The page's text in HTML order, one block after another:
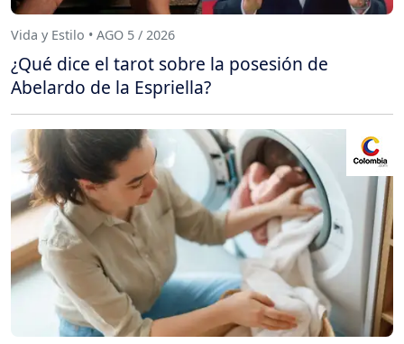
Vida y Estilo • AGO 5 / 2026
¿Qué dice el tarot sobre la posesión de
Abelardo de la Espriella?